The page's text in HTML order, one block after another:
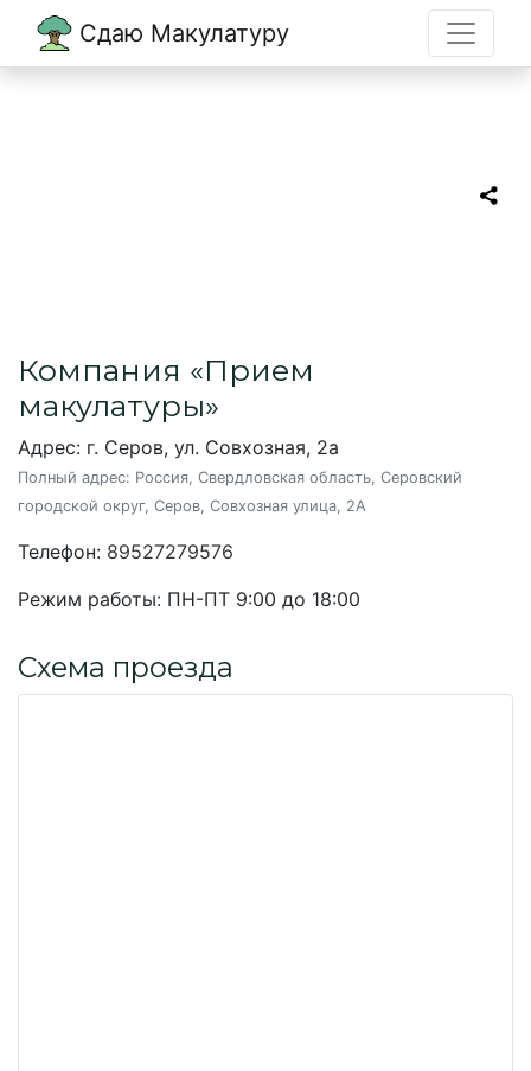
Сдаю Макулатуру
Компания «Прием
макулатуры»
Адрес: г. Серов, ул. Совхозная, 2а
Полный адрес: Россия, Свердловская область, Серовский
городской округ, Серов, Совхозная улица, 2А
Телефон: 89527279576
Режим работы: ПН-ПТ 9:00 до 18:00
Схема проезда